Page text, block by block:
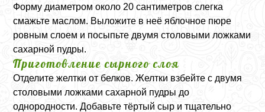
Форму диаметром около 20 сантиметров слегка
смажьте маслом. Выложите в неё яблочное пюре
ровным слоем и посыпьте двумя столовыми ложками
сахарной пудры.
Приготовление сырного слоя
Отделите желтки от белков. Желтки взбейте с двумя
столовыми ложками сахарной пудры до
однородности. Добавьте тёртый сыр и тщательно